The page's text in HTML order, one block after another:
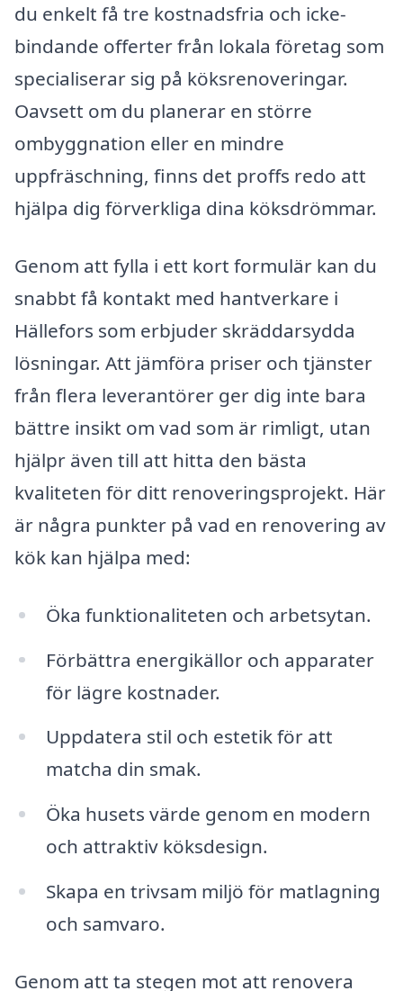
du enkelt få tre kostnadsfria och icke-
bindande offerter från lokala företag som
specialiserar sig på köksrenoveringar.
Oavsett om du planerar en större
ombyggnation eller en mindre
uppfräschning, finns det proffs redo att
hjälpa dig förverkliga dina köksdrömmar.
Genom att fylla i ett kort formulär kan du
snabbt få kontakt med hantverkare i
Hällefors som erbjuder skräddarsydda
lösningar. Att jämföra priser och tjänster
från flera leverantörer ger dig inte bara
bättre insikt om vad som är rimligt, utan
hjälpr även till att hitta den bästa
kvaliteten för ditt renoveringsprojekt. Här
är några punkter på vad en renovering av
kök kan hjälpa med:
Öka funktionaliteten och arbetsytan.
Förbättra energikällor och apparater
för lägre kostnader.
Uppdatera stil och estetik för att
matcha din smak.
Öka husets värde genom en modern
och attraktiv köksdesign.
Skapa en trivsam miljö för matlagning
och samvaro.
Genom att ta stegen mot att renovera